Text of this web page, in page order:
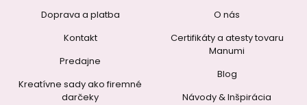
Doprava a platba
Kontakt
Predajne
Kreatívne sady ako firemné
darčeky
O nás
Certifikáty a atesty tovaru
Manumi
Blog
Návody & Inšpirácia